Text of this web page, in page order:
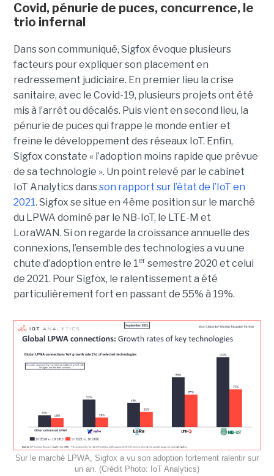
Covid, pénurie de puces, concurrence, le
trio infernal
Dans son communiqué, Sigfox évoque plusieurs
facteurs pour expliquer son placement en
redressement judiciaire. En premier lieu la crise
sanitaire, avec le Covid-19, plusieurs projets ont été
mis à l’arrêt ou décalés. Puis vient en second lieu, la
pénurie de puces qui frappe le monde entier et
freine le développement des réseaux IoT. Enfin,
Sigfox constate « l’adoption moins rapide que prévue
de sa technologie ». Un point relevé par le cabinet
IoT Analytics dansson rapport sur l’état de l’IoT en
2021. Sigfox se situe en 4ème position sur le marché
du LPWA dominé par le NB-IoT, le LTE-M et
LoraWAN. Si on regarde la croissance annuelle des
connexions, l’ensemble des technologies a vu une
chute d’adoption entre le 1er semestre 2020 et celui
de 2021. Pour Sigfox, le ralentissement a été
particulièrement fort en passant de 55% à 19%.
Sur le marché LPWA, Sigfox a vu son adoption fortement ralentir sur
un an. (Crédit Photo: IoT Analytics)